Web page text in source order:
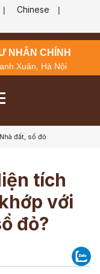
| Chinese |
NHÂN CHÍNH
Xuân, Hà Nội
Nhà đất, sổ đỏ
tích
với
đỏ?